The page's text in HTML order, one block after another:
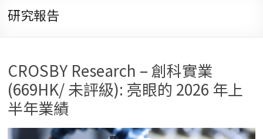
Limited
研究報告
CROSBY Research – 創科實業
(669HK/ 未評級): 亮眼的 2026 年上
半年業績